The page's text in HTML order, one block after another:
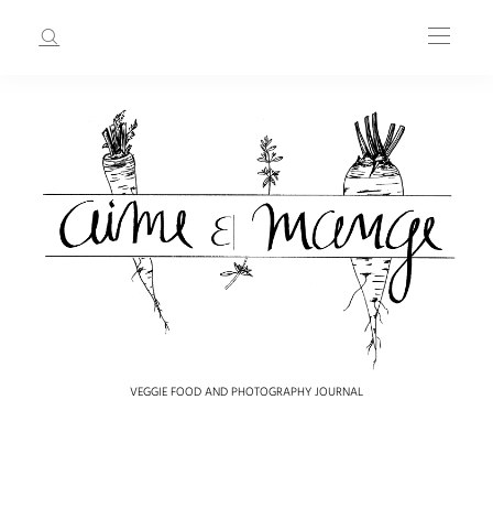
VEGGIE FOOD AND PHOTOGRAPHY JOURNAL